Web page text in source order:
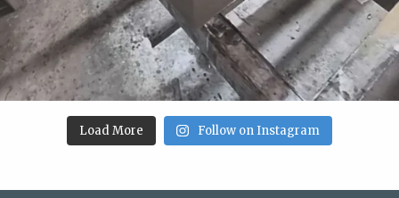
Load More Follow on Instagram